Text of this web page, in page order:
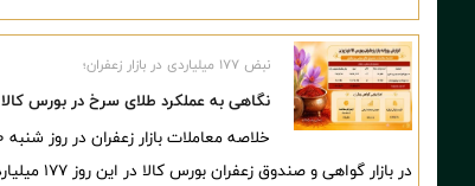
نبض ۱۷۷ میلیاردی در بازار زعفران؛
نگاهی به عملکرد طلای سرخ در بورس کالا
در بازار گواهی و صندوق زعفران بورس کالا در این روز ۱۷۷ میلیارد تومان بود.